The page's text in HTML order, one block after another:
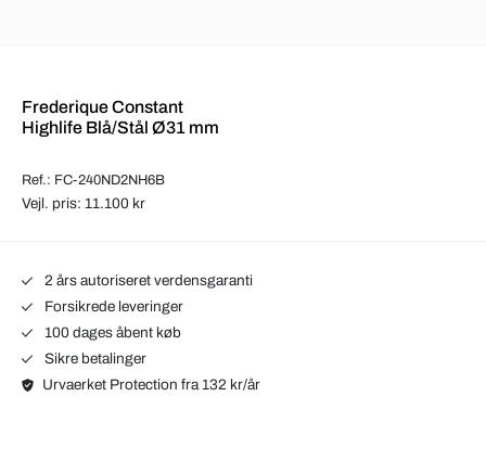
Frederique Constant
Highlife Blå/Stål Ø31 mm
Ref.: FC-240ND2NH6B
Vejl. pris: 11.100 kr
2 års autoriseret verdensgaranti
Forsikrede leveringer
100 dages åbent køb
Sikre betalinger
Urvaerket Protection fra 132 kr/år